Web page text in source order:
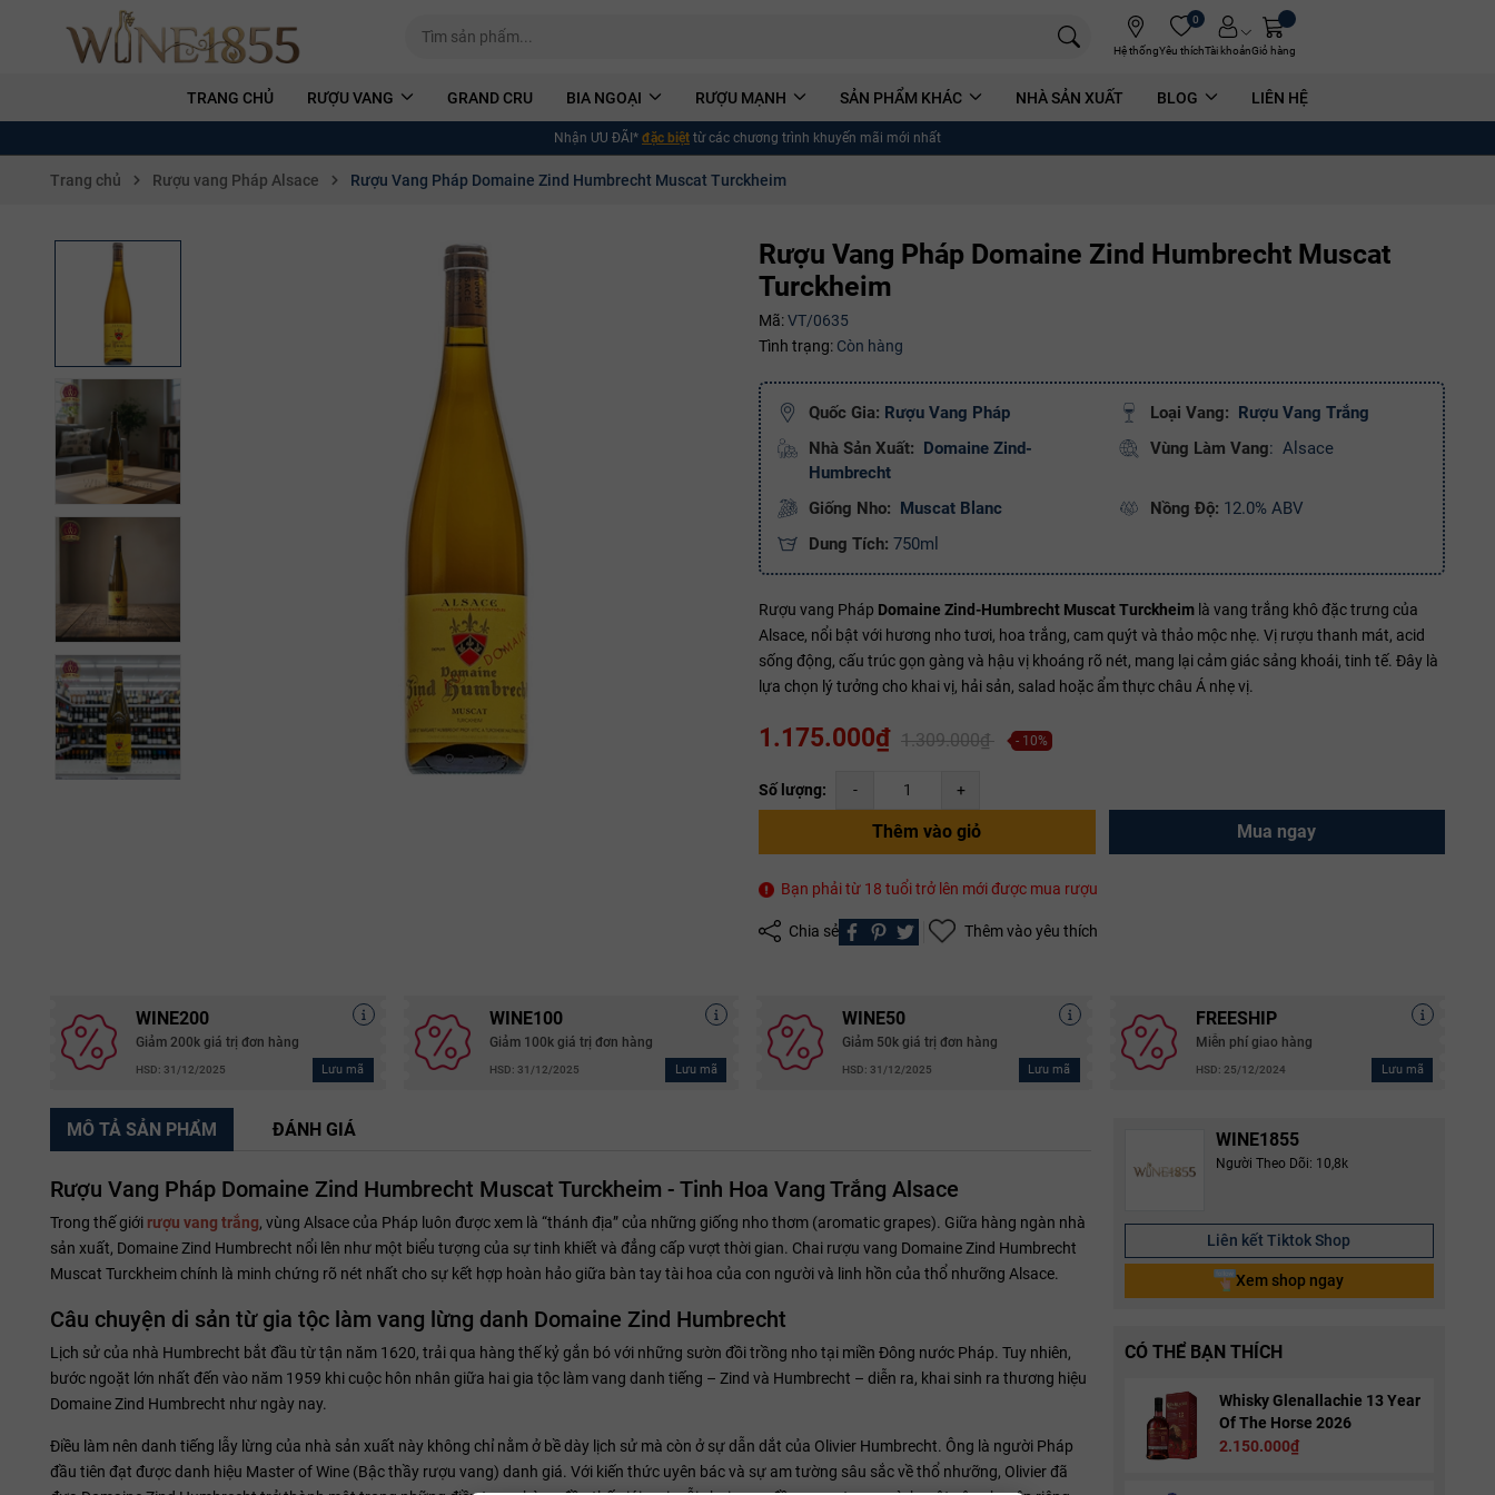
Hệ thống
0
Yêu thíchTài khoảnGiỏ hàng
TRANG CHỦ RƯỢU VANG GRAND CRU BIA NGOẠI RƯỢU MẠNH SẢN PHẨM KHÁC NHÀ SẢN XUẤT BLOG LIÊN HỆ
Nhận ƯU ĐÃI* đặc biệt từ các chương trình khuyến mãi mới nhất
Trang chủ Rượu vang Pháp Alsace Rượu Vang Pháp Domaine Zind Humbrecht Muscat Turckheim
Rượu Vang Pháp Domaine Zind Humbrecht Muscat
Turckheim
Mã:VT/0635
Tình trạng: Còn hàng
Quốc Gia: Rượu Vang Pháp Loại Vang: Rượu Vang Trắng
Nhà Sản Xuất: Domaine Zind-
Humbrecht
Vùng Làm Vang: Alsace
Giống Nho: Muscat Blanc Nồng Độ: 12.0% ABV
Dung Tích: 750ml
Rượu vang Pháp Domaine Zind-Humbrecht Muscat Turckheim là vang trắng khô đặc trưng của
Alsace, nổi bật với hương nho tươi, hoa trắng, cam quýt và thảo mộc nhẹ. Vị rượu thanh mát, acid
sống động, cấu trúc gọn gàng và hậu vị khoáng rõ nét, mang lại cảm giác sảng khoái, tinh tế. Đây là
lựa chọn lý tưởng cho khai vị, hải sản, salad hoặc ẩm thực châu Á nhẹ vị.
1.175.000₫ 1.309.000₫ - 10%
Số lượng: - +
Thêm vào giỏ Mua ngay
Bạn phải từ 18 tuổi trở lên mới được mua rượu
Chia sẻ Thêm vào yêu thích
WINE200
Giảm 200k giá trị đơn hàng
HSD: 31/12/2025 Lưu mã
WINE100
Giảm 100k giá trị đơn hàng
HSD: 31/12/2025 Lưu mã
WINE50
Giảm 50k giá trị đơn hàng
HSD: 31/12/2025 Lưu mã
FREESHIP
Miễn phí giao hàng
HSD: 25/12/2024 Lưu mã
Ngày hết hạn:
Điều kiện:
THANH TOÁN bạn nhé!
WINE1855
Người Theo Dõi: 10,8k
Liên kết Tiktok Shop
Xem shop ngay
CÓ THỂ BẠN THÍCH
Whisky Glenallachie 13 Year
Of The Horse 2026
2.150.000₫
MÔ TẢ SẢN PHẨM ĐÁNH GIÁ
Rượu Vang Pháp Domaine Zind Humbrecht Muscat Turckheim - Tinh Hoa Vang Trắng Alsace
Trong thế giới rượu vang trắng, vùng Alsace của Pháp luôn được xem là “thánh địa” của những giống nho thơm (aromatic grapes). Giữa hàng ngàn nhà
sản xuất, Domaine Zind Humbrecht nổi lên như một biểu tượng của sự tinh khiết và đẳng cấp vượt thời gian. Chai rượu vang Domaine Zind Humbrecht
Muscat Turckheim chính là minh chứng rõ nét nhất cho sự kết hợp hoàn hảo giữa bàn tay tài hoa của con người và linh hồn của thổ nhưỡng Alsace.
Câu chuyện di sản từ gia tộc làm vang lừng danh Domaine Zind Humbrecht
Lịch sử của nhà Humbrecht bắt đầu từ tận năm 1620, trải qua hàng thế kỷ gắn bó với những sườn đồi trồng nho tại miền Đông nước Pháp. Tuy nhiên,
bước ngoặt lớn nhất đến vào năm 1959 khi cuộc hôn nhân giữa hai gia tộc làm vang danh tiếng – Zind và Humbrecht – diễn ra, khai sinh ra thương hiệu
Domaine Zind Humbrecht như ngày nay.
Điều làm nên danh tiếng lẫy lừng của nhà sản xuất này không chỉ nằm ở bề dày lịch sử mà còn ở sự dẫn dắt của Olivier Humbrecht. Ông là người Pháp
đầu tiên đạt được danh hiệu Master of Wine (Bậc thầy rượu vang) danh giá. Với kiến thức uyên bác và sự am tường sâu sắc về thổ nhưỡng, Olivier đã